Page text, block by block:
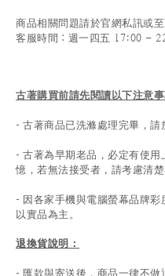
商品相關問題請於官網私訊或
客服時間 ：週一四五 17:00 -
古著購買前請先閱讀以下注意
- 古著商品已洗滌處理完畢，請
- 古著為早期老品，必定有使
憶，若無法接受者，請考慮清
- 因各家手機與電腦螢幕品牌
以實品為主。
退換貨說明：
- 匯款與寄送後，商品一律不做